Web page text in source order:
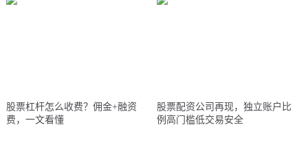
股票杠杆怎么收费？佣金+融资
费，一文看懂
股票配资公司再现，独立账户比
例高门槛低交易安全